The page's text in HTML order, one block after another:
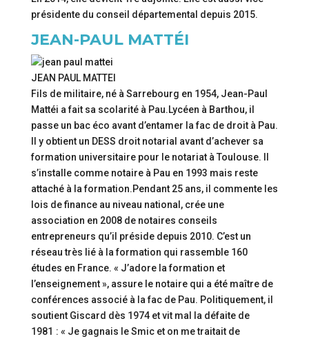
présidente du conseil départemental depuis 2015.
JEAN-PAUL MATTÉI
JEAN PAUL MATTEI
Fils de militaire, né à Sarrebourg en 1954, Jean-Paul
Mattéi a fait sa scolarité à Pau.Lycéen à Barthou, il
passe un bac éco avant d’entamer la fac de droit à Pau.
Il y obtient un DESS droit notarial avant d’achever sa
formation universitaire pour le notariat à Toulouse. Il
s’installe comme notaire à Pau en 1993 mais reste
attaché à la formation.Pendant 25 ans, il commente les
lois de finance au niveau national, crée une
association en 2008 de notaires conseils
entrepreneurs qu’il préside depuis 2010. C’est un
réseau très lié à la formation qui rassemble 160
études en France. « J’adore la formation et
l’enseignement », assure le notaire qui a été maître de
conférences associé à la fac de Pau. Politiquement, il
soutient Giscard dès 1974 et vit mal la défaite de
1981 : « Je gagnais le Smic et on me traitait de